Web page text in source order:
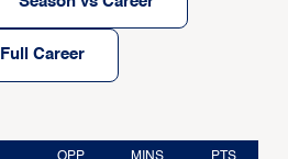
Full Career